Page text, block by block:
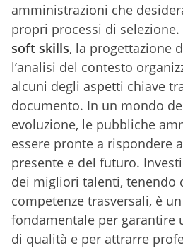
amministrazioni che
propri processi di selezione.
soft skills, la progettazione
l’analisi del contesto
alcuni degli aspetti chiave
documento. In un mondo
evoluzione, le pubbliche
essere pronte a rispondere
presente e del futuro.
dei migliori talenti, tenendo
competenze trasversali, è
fondamentale per garantire
di qualità e per attrarre